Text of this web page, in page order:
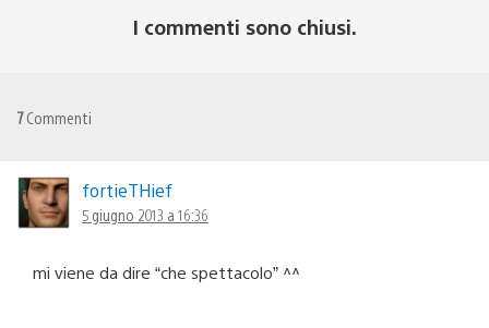
I commenti sono chiusi.
7Commenti
fortieTHief
5 giugno 2013 a 16:36
mi viene da dire “che spettacolo” ^^